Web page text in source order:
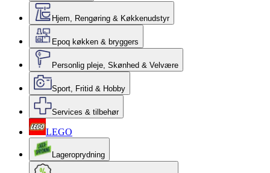
Hjem, Rengøring & Køkkenudstyr
Epoq køkken & bryggers
Personlig pleje, Skønhed & Velvære
Sport, Fritid & Hobby
Services & tilbehør
LEGO
Lageroprydning